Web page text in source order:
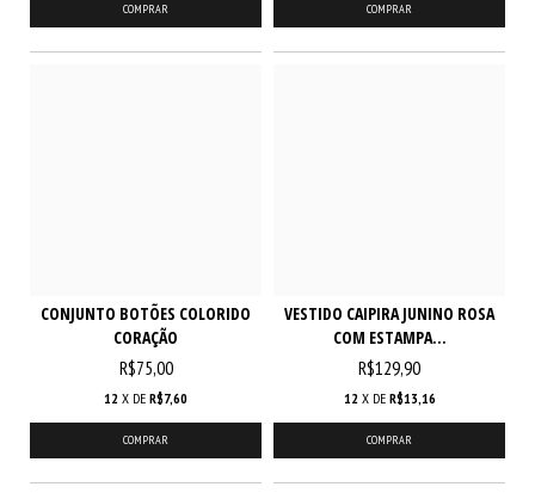
COMPRAR COMPRAR
CONJUNTO BOTÕES COLORIDO
CORAÇÃO
R$75,00
12 X DE R$7,60
COMPRAR
VESTIDO CAIPIRA JUNINO ROSA
COM ESTAMPA...
R$129,90
12 X DE R$13,16
COMPRAR